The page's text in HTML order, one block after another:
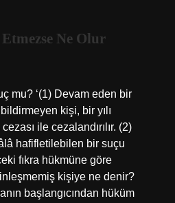
Ne Olur
mu? ‘(1) Devam eden bir
kişi, bir yılı
ile cezalandırılır. (2)
hafifletilebilen bir suçu
fıkra hükmüne göre
kişiye ne denir?
başlangıcından hüküm